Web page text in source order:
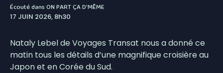
Écouté dansON PART ÇA D'MÊME
17 JUIN 2026, 8h30
Nataly Lebel de Voyages Transat nous a donné ce
matin tous les détails d’une magnifique croisière au
Japon et en Corée du Sud.